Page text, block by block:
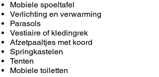
Mobiele spoeltafel
Verlichting en verwarming
Parasols
Vestiaire of kledingrek
Afzetpaaltjes met koord
Springkastelen
Tenten
Mobiele toiletten